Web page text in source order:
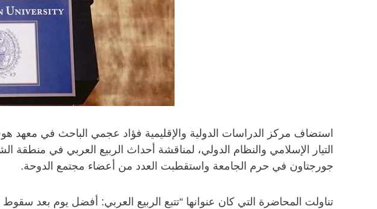
استضاف مركز الدراسات الدولية والإقليمية فؤاد عجمي الباحث في
التيار الإسلامي والنظام الدولي، لمناقشة أحداث الربيع العربي في
جورجتاون في حرم الجامعة واستقطبت العدد من أعضاء مجتمع الدوحة.
تناولت المحاضرة التي كان عنوانها “تتبع الربيع العربي: أفضل يوم بعد